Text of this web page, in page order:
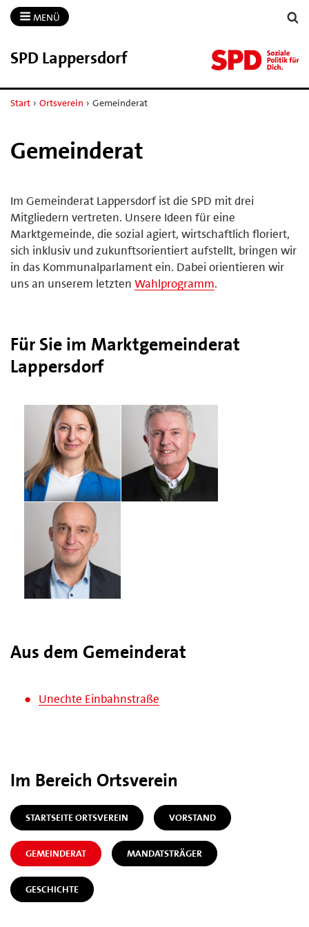
MENÜ
SPD Lappersdorf
Start › Ortsverein › Gemeinderat
Gemeinderat
Im Gemeinderat Lappersdorf ist die SPD mit drei
Mitgliedern vertreten. Unsere Ideen für eine
Marktgemeinde, die sozial agiert, wirtschaftlich floriert,
sich inklusiv und zukunftsorientiert aufstellt, bringen wir
in das Kommunalparlament ein. Dabei orientieren wir
uns an unserem letzten Wahlprogramm.
Für Sie im Marktgemeinderat
Lappersdorf
Aus dem Gemeinderat
Unechte Einbahnstraße
Im Bereich Ortsverein
STARTSEITE ORTSVEREIN VORSTAND
GEMEINDERAT MANDATSTRÄGER
GESCHICHTE